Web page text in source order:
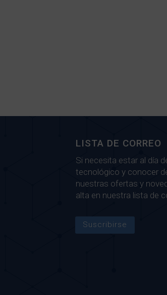
LISTA DE CORREO
Si necesita estar al día
tecnológico y conocer
nuestras ofertas y
alta en nuestra lista de
Suscribirse